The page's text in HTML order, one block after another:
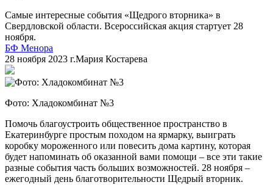
Самые интересные события «Щедрого вторника» в
Свердловской области. Всероссийская акция стартует 28
ноября.
БФ Менора
28 ноября 2023 г.Мария Костарева
Фото: Хладокомбинат №3
Помочь благоустроить общественное пространство в
Екатеринбурге простым походом на ярмарку, выиграть
коробку мороженного или повесить дома картину, которая
будет напоминать об оказанной вами помощи – все эти такие
разные события часть больших возможностей. 28 ноября –
ежегодный день благотворительности Щедрый вторник.